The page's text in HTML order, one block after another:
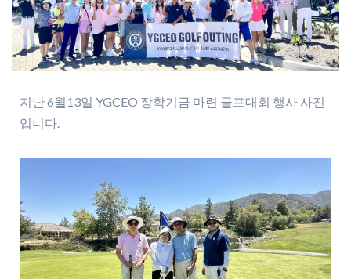
지난 6월13일 YGCEO 장학기금 마련 골프대회 행사 사진
입니다.